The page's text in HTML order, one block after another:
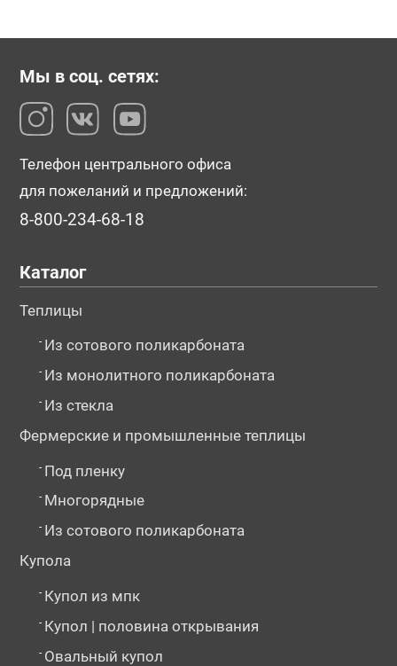
Мы в соц. сетях:
Телефон центрального офиса
для пожеланий и предложений:
8-800-234-68-18
Каталог
Теплицы
- Из сотового поликарбоната
- Из монолитного поликарбоната
- Из стекла
Фермерские и промышленные теплицы
- Под пленку
- Многорядные
- Из сотового поликарбоната
Купола
- Купол из мпк
- Купол | половина открывания
- Овальный купол